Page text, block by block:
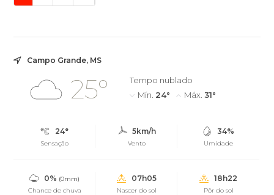
Campo Grande, MS
25°
Tempo nublado
Mín. 24° Máx. 31°
24°
Sensação
5km/h
Vento
34%
Umidade
0% (0mm)
Chance de chuva
07h05
Nascer do sol
18h22
Pôr do sol